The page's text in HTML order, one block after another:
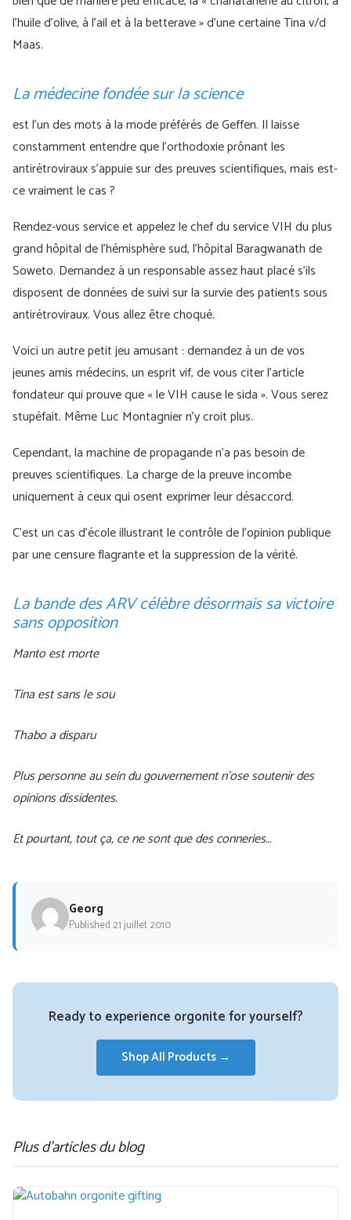
l’huile d’olive, à l’ail et à la betterave » d’une certaine Tina v/d
Maas.
La médecine fondée sur la science
est l’un des mots à la mode préférés de Geffen. Il laisse
constamment entendre que l’orthodoxie prônant les
antirétroviraux s’appuie sur des preuves scientifiques, mais est-
ce vraiment le cas ?
Rendez-vous service et appelez le chef du service VIH du plus
grand hôpital de l’hémisphère sud, l’hôpital Baragwanath de
Soweto. Demandez à un responsable assez haut placé s’ils
disposent de données de suivi sur la survie des patients sous
antirétroviraux. Vous allez être choqué.
Voici un autre petit jeu amusant : demandez à un de vos
jeunes amis médecins, un esprit vif, de vous citer l’article
fondateur qui prouve que « le VIH cause le sida ». Vous serez
stupéfait. Même Luc Montagnier n’y croit plus.
Cependant, la machine de propagande n’a pas besoin de
preuves scientifiques. La charge de la preuve incombe
uniquement à ceux qui osent exprimer leur désaccord.
C’est un cas d’école illustrant le contrôle de l’opinion publique
par une censure flagrante et la suppression de la vérité.
La bande des ARV célèbre désormais sa victoire
sans opposition
Manto est morte
Tina est sans le sou
Thabo a disparu
Plus personne au sein du gouvernement n’ose soutenir des
opinions dissidentes.
Et pourtant, tout ça, ce ne sont que des conneries…
Georg
Published 21 juillet 2010
Ready to experience orgonite for yourself?
Shop All Products →
Plus d'articles du blog